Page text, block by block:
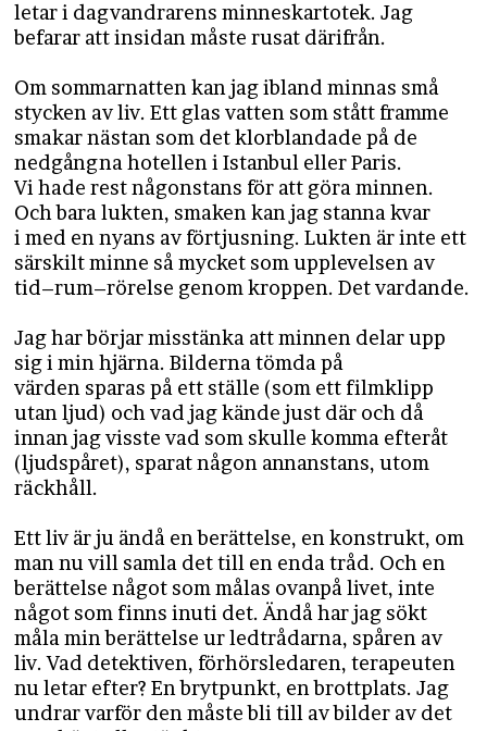
letar i dagvandrarens minneskartotek. Jag
befarar att insidan måste rusat därifrån.
​Om sommarnatten kan jag ibland minnas små
stycken av liv. Ett glas vatten som stått framme
smakar nästan som det klorblandade på de
nedgångna hotellen i Istanbul eller Paris.
Vi hade rest någonstans för att göra minnen.
Och bara lukten, smaken kan jag stanna kvar
i med en nyans av förtjusning. Lukten är inte ett
särskilt minne så mycket som upplevelsen av
tid–rum–rörelse genom kroppen. Det vardande.
Jag har börjar misstänka att minnen delar upp
sig i min hjärna. Bilderna tömda på
värden sparas på ett ställe (som ett filmklipp
utan ljud) och vad jag kände just där och då
innan jag visste vad som skulle komma efteråt
(ljudspåret), sparat någon annanstans, utom
räckhåll.
Ett liv är ju ändå en berättelse, en konstrukt, om
man nu vill samla det till en enda tråd. Och en
berättelse något som målas ovanpå livet, inte
något som finns inuti det. Ändå har jag sökt
måla min berättelse ur ledtrådarna, spåren av
liv. Vad detektiven, förhörsledaren, terapeuten
nu letar efter? En brytpunkt, en brottplats. Jag
undrar varför den måste bli till av bilder av det